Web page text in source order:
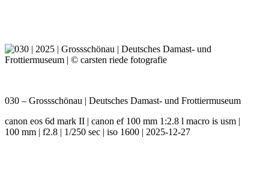
030 – Grossschönau | Deutsches Damast- und Frottiermuseum
canon eos 6d mark II | canon ef 100 mm 1:2.8 l macro is usm |
100 mm | f2.8 | 1/250 sec | iso 1600 | 2025-12-27